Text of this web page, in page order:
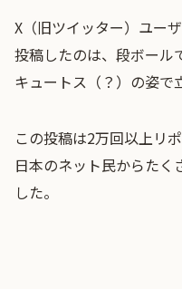
X（旧ツイッター）ユー
投稿したのは、段ボール
キュートス（？）の姿で
この投稿は2万回以上リ
日本のネット民からたく
した。